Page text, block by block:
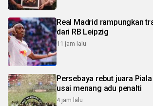
Real Madrid rampungkan
dari RB Leipzig
11 jam lalu
Persebaya rebut juara
usai menang adu penalti
4 jam lalu